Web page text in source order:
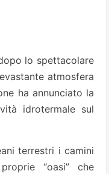
lo spettacolare
atmosfera
ha annunciato la
idrotermale sul
terrestri i camini
“oasi” che